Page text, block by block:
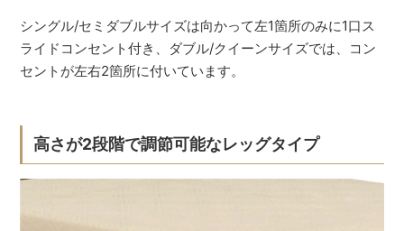
シングル/セミダブルサイズは向かって左1箇所のみに1口ス
ライドコンセント付き、ダブル/クイーンサイズでは、コン
セントが左右2箇所に付いています。
高さが2段階で調節可能なレッグタイプ